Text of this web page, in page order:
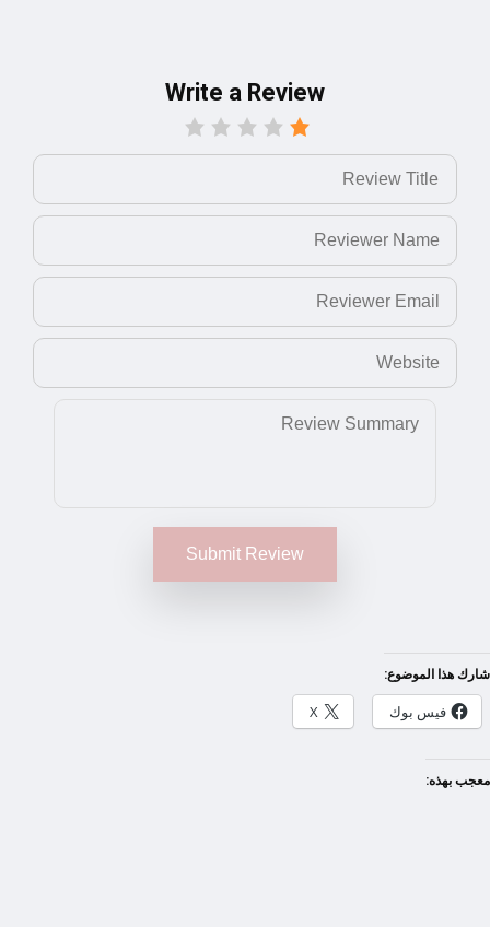
Write a Review
Submit Review
شارك هذا الموضوع:
فيس بوك
X
معجب بهذه: